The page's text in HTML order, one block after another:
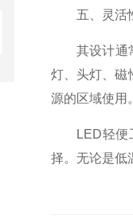
五、灵活
其设计通常
灯、头灯、磁
源的区域使用
LED轻便工
择。无论是低